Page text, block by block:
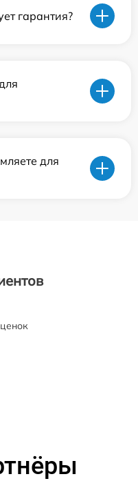
гарантия?
для